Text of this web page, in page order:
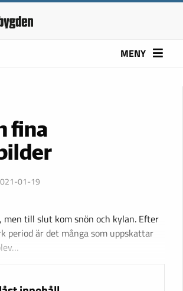
MENY
fina
01-19
till slut kom snön och kylan. Efter
period är det många som uppskattar